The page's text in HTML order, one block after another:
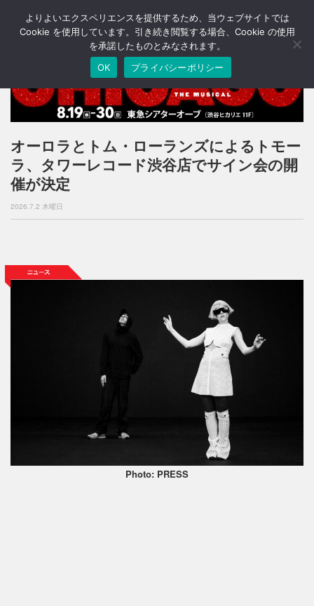
T
o
n
v
a
n
オーロラとトム・ローランズによるトモー
ラ、タワーレコード渋谷店でサイン会の開
催が決定
2026.7.2 木曜日
Photo: PRESS
よりよいエクスペリエンスを提供するため、当ウェブサイトでは
Cookie を使用しています。引き続き閲覧する場合、Cookie の使用
を承諾したものとみなされます。
OK
プライバシーポリシー